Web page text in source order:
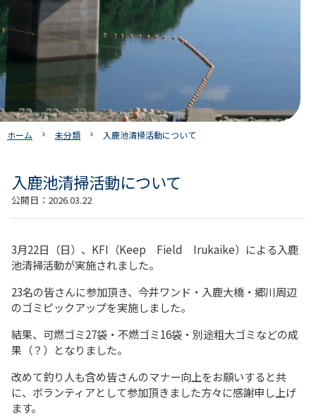
ホーム 未分類 入鹿池清掃活動について
入鹿池清掃活動について
公開日： 2026.03.22
3月22日（日）、KFI（Keep Field Irukaike）による入鹿
池清掃活動が実施されました。
23名の皆さんに参加頂き、今井ワンド・入鹿大橋・郷川周辺
のゴミピックアップを実施しました。
結果、可燃ゴミ27袋・不燃ゴミ16袋・別途粗大ゴミなどの成
果（？）となりました。
改めて釣り人も含め皆さんのマナー向上をお願いすると共
に、ボランティアとして参加頂きました方々に感謝申し上げ
ます。